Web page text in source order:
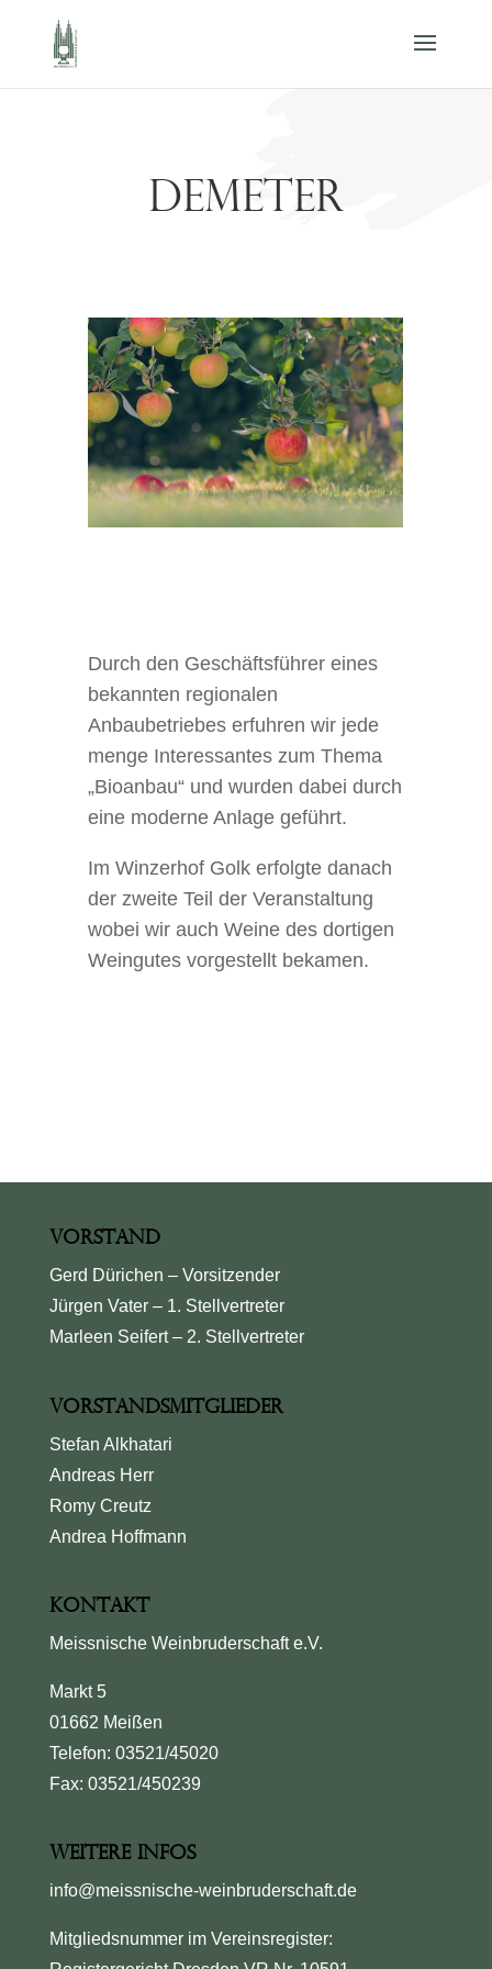
DEMETER
Durch den Geschäftsführer eines
bekannten regionalen
Anbaubetriebes erfuhren wir jede
menge Interessantes zum Thema
„Bioanbau“ und wurden dabei durch
eine moderne Anlage geführt.
Im Winzerhof Golk erfolgte danach
der zweite Teil der Veranstaltung
wobei wir auch Weine des dortigen
Weingutes vorgestellt bekamen.
Vorstand
Gerd Dürichen – Vorsitzender
Jürgen Vater – 1. Stellvertreter
Marleen Seifert – 2. Stellvertreter
Vorstandsmitglieder
Stefan Alkhatari
Andreas Herr
Romy Creutz
Andrea Hoffmann
Kontakt
Meissnische Weinbruderschaft e.V.
Markt 5
01662 Meißen
Telefon: 03521/45020
Fax: 03521/450239
Weitere Infos
info@meissnische-weinbruderschaft.de
Mitgliedsnummer im Vereinsregister: